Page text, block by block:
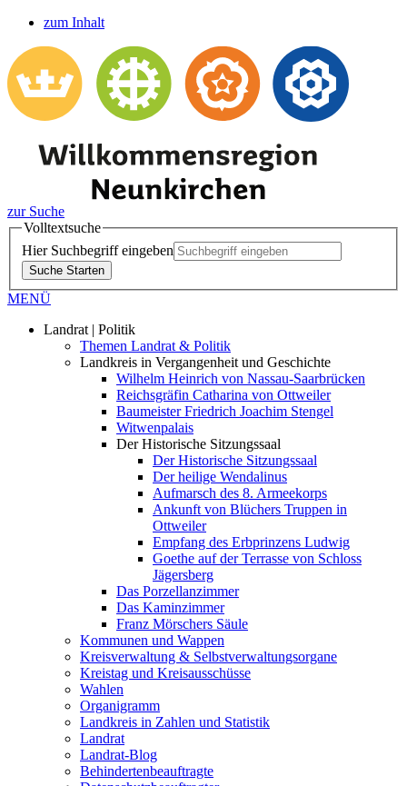
zum Inhalt
zur Suche
Volltextsuche
Hier Suchbegriff eingeben
Suche Starten
MENÜ
Landrat | Politik
Themen Landrat & Politik
Landkreis in Vergangenheit und Geschichte
Wilhelm Heinrich von Nassau-Saarbrücken
Reichsgräfin Catharina von Ottweiler
Baumeister Friedrich Joachim Stengel
Witwenpalais
Der Historische Sitzungssaal
Der Historische Sitzungssaal
Der heilige Wendalinus
Aufmarsch des 8. Armeekorps
Ankunft von Blüchers Truppen in
Ottweiler
Empfang des Erbprinzens Ludwig
Goethe auf der Terrasse von Schloss
Jägersberg
Das Porzellanzimmer
Das Kaminzimmer
Franz Mörschers Säule
Kommunen und Wappen
Kreisverwaltung & Selbstverwaltungsorgane
Kreistag und Kreisausschüsse
Wahlen
Organigramm
Landkreis in Zahlen und Statistik
Landrat
Landrat-Blog
Behindertenbeauftragte